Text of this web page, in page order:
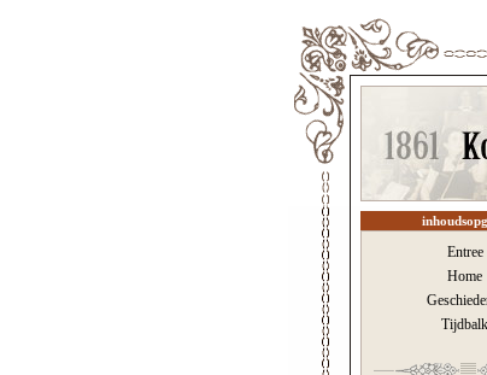
Entree
Home
Tijdbalk